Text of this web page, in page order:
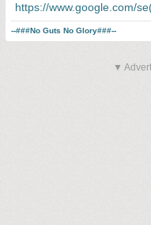
https://www.google.com/
--###No Guts No Glory###--
▼